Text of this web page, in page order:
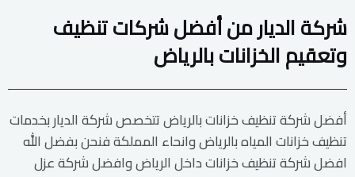
شركة الديار من أفضل شركات تنظيف
وتعقيم الخزانات بالرياض
أفضل شركة تنظيف خزانات بالرياض تتخصص شركة الديار بخدمات
تنظيف خزانات المياه بالرياض وانحاء المملكة فنحن بفضل الله
افضل شركة تنظيف خزانات داخل الرياض وافضل شركة عزل